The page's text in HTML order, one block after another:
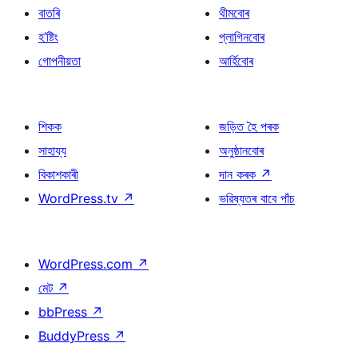
বাতৰি
হ’ষ্টিং
গোপনীয়তা
থীমবোৰ
প্লাগিনবোৰ
আৰ্হিবোৰ
শিকক
সাহায্য
বিকাশকাৰী
WordPress.tv ↗
জড়িত হৈ পৰক
অনুষ্ঠানবোৰ
দান কৰক ↗
ভৱিষ্যতৰ বাবে পাঁচ
WordPress.com ↗
মেট ↗
bbPress ↗
BuddyPress ↗